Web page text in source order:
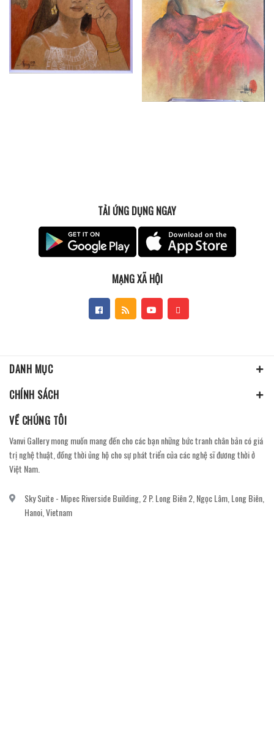
TẢI ỨNG DỤNG NGAY
MẠNG XÃ HỘI
DANH MỤC
CHÍNH SÁCH
VỀ CHÚNG TÔI
Vanvi Gallery mong muốn mang đến cho các bạn những bức tranh chân bản có giá
trị nghệ thuật, đồng thời ủng hộ cho sự phát triển của các nghệ sĩ đương thời ở
Việt Nam.
Sky Suite - Mipec Riverside Building, 2 P. Long Biên 2, Ngọc Lâm, Long Biên,
Hanoi, Vietnam